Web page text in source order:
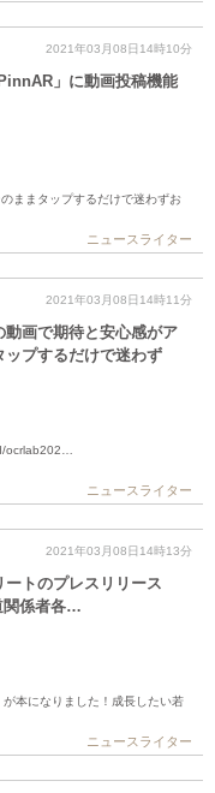
2021年03月08日14時10分
」に動画投稿機能
ままタップするだけで迷わずお
ニュースライター
2021年03月08日14時11分
動画で期待と安心感がア
ップするだけで迷わず
ocrlab202…
ニュースライター
2021年03月08日14時13分
トのプレスリリース
関係者各…
本になりました！成長したい若
ニュースライター